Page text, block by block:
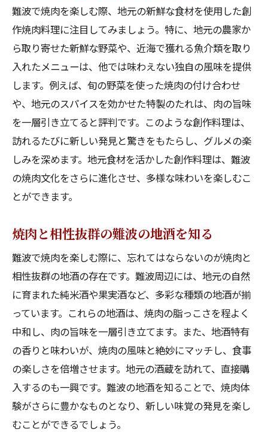
難波で焼肉を楽しむ際、地元の新鮮な食材を使用した創
作焼肉料理に注目してみましょう。特に、地元の農家か
ら取り寄せた新鮮な野菜や、近海で獲れる魚介類を取り
入れたメニューは、他では味わえない独自の風味を提供
します。例えば、旬の野菜を使った焼肉の付け合わせ
や、地元のスパイスを効かせた特製のたれは、肉の旨味
を一層引き立てると評判です。このような創作料理は、
訪れるたびに新しい発見と驚きをもたらし、グルメの楽
しみを深めます。地元食材を活かした創作料理は、難波
の焼肉文化をさらに進化させ、多様な味わいを楽しむこ
とができます。
焼肉と相性抜群の難波の地酒を知る
難波で焼肉を楽しむ際に、忘れてはならないのが焼肉と
相性抜群の地酒の存在です。難波周辺には、地元の自然
に育まれた純米酒や果実酒など、多彩な種類の地酒が揃
っています。これらの地酒は、焼肉の脂っこさを程よく
中和し、肉の旨味を一層引き立てます。また、地酒特有
の香りと味わいが、焼肉の風味と絶妙にマッチし、食事
の楽しさを倍増させます。地元の酒蔵を訪れて、直接購
入するのも一興です。難波の地酒を知ることで、焼肉体
験がさらに豊かなものとなり、新しい味覚の発見を楽し
むことができるでしょう。